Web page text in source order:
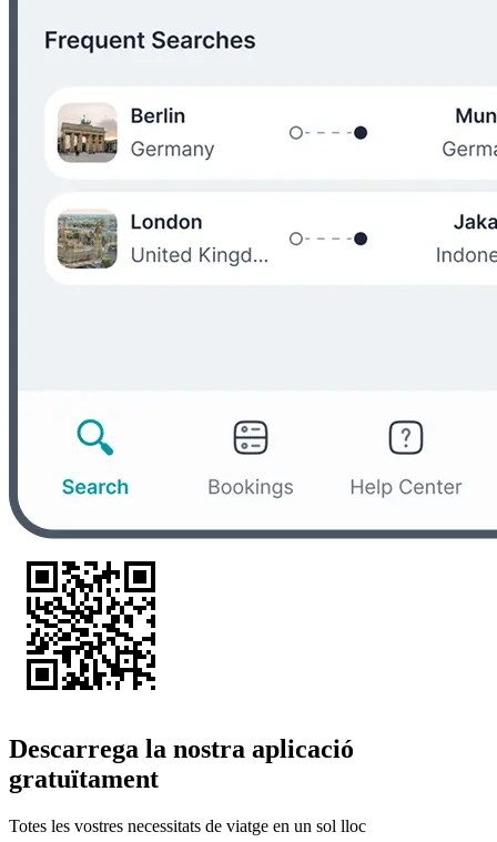
Descarrega la nostra aplicació
gratuïtament
Totes les vostres necessitats de viatge en un sol lloc